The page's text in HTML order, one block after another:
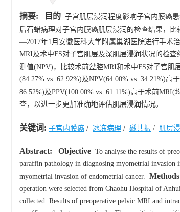
摘要: 目的 子宫肌层浸润程度影响子宫内膜癌
后石蜡病理对子宫内膜癌肌层浸润的检查结果，比
—2017年1月安徽医科大学附属巢湖医院进行手术
MRI及术中FS对子宫肌层及深肌层浸润状况的检
测值(NPV)，比较术前盆腔MRI和术中FS对子宫肌
(84.27% vs. 62.92%)及NPV(64.00% vs. 34.21%)高
86.52%)及PPV(100.00% vs. 61.11%)高于术前MRI(
查，以进一步更加准确地评估肌层浸润情况。
关键词: 子宫内膜癌 / 冰冻病理 / 磁共振 / 肌层
Abstract: Objective To analyse the results of
paraffin pathology in diagnosing myometrial invasion
myometrial invasion of endometrial cancer. Methods
operation were selected from Chaohu Hospital of
collected. Results of preoperative pelvic MRI and